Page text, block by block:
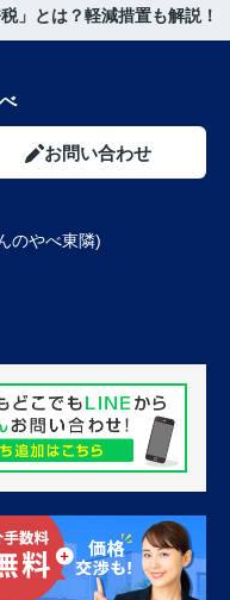
」とは？軽減措置も解説！
お問い合わせ
やべ東隣)